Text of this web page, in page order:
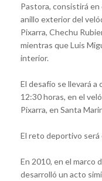
Pastora, consistirá en
anillo exterior del
Pixarra, Chechu
mientras que Luis
interior.
El desafío se llevará a
12:30 horas, en el
Pixarra, en Santa
El reto deportivo será
En 2010, en el marco
desarrolló un acto